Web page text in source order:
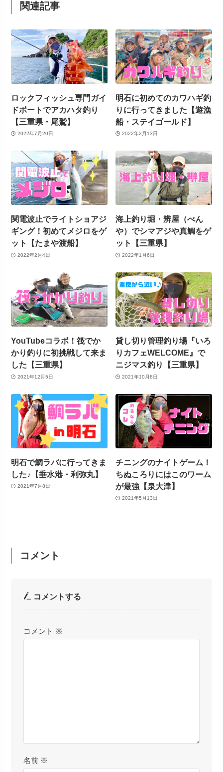
関連記事
ロックフィッシュ専門ガイ
ドボートでアカハタ釣り
【三重県・尾鷲】
2022年7月20日
明石に初めてのカワハギ釣
りに行ってきました【遊漁
船・ステイゴールド】
2022年2月13日
関電波止でライトショアジ
ギング！初めてメジロをゲ
ット【たまや渡船】
2022年2月4日
海上釣り堀・辨屋（べん
や）でシマアジや真鯛をゲ
ット【三重県】
2022年1月6日
YouTubeコラボ！筏でか
かり釣りに初挑戦して来ま
した【三重県】
2021年12月5日
貸し切り管理釣り場『いろ
りカフェWELCOME』で
ニジマス釣り【三重県】
2021年10月8日
明石で鯛ラバに行ってきま
した♪【垂水港・利弥丸】
2021年7月8日
チニングのナイトゲーム！
ちぬころりにはこのワーム
が最強【泉大津】
2021年5月13日
コメント
コメントする
コメント ※
名前 ※